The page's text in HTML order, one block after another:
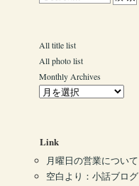
All title list
All photo list
Monthly Archives
Link
月曜日の営業について
空白より：小話ブログ